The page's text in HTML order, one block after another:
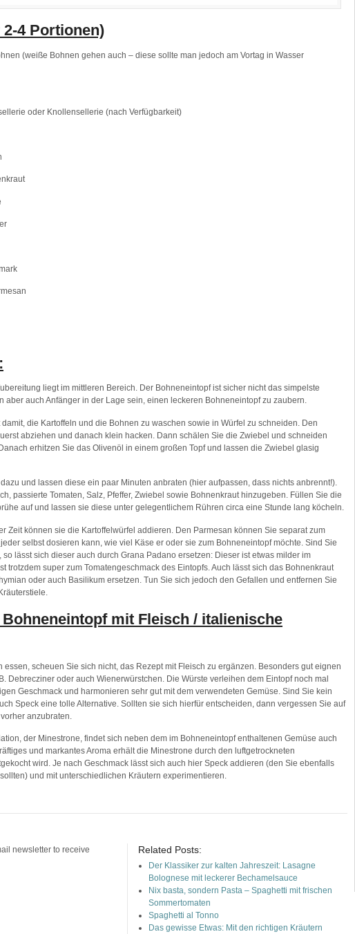
4 Portionen)
(weiße Bohnen gehen auch – diese sollte man jedoch am Vortag in Wasser
oder Knollensellerie (nach Verfügbarkeit)
liegt im mittleren Bereich. Der Bohneneintopf ist sicher nicht das simpelste
aber auch Anfänger in der Lage sein, einen leckeren Bohneneintopf zu zaubern.
die Kartoffeln und die Bohnen zu waschen sowie in Würfel zu schneiden. Den
abziehen und danach klein hacken. Dann schälen Sie die Zwiebel und schneiden
erhitzen Sie das Olivenöl in einem großen Topf und lassen die Zwiebel glasig
und lassen diese ein paar Minuten anbraten (hier aufpassen, dass nichts anbrennt!).
passierte Tomaten, Salz, Pfeffer, Zwiebel sowie Bohnenkraut hinzugeben. Füllen Sie die
auf und lassen sie diese unter gelegentlichem Rühren circa eine Stunde lang köcheln.
Zeit können sie die Kartoffelwürfel addieren. Den Parmesan können Sie separat zum
selbst dosieren kann, wie viel Käse er oder sie zum Bohneneintopf möchte. Sind Sie
lässt sich dieser auch durch Grana Padano ersetzen: Dieser ist etwas milder im
trotzdem super zum Tomatengeschmack des Eintopfs. Auch lässt sich das Bohnenkraut
oder auch Basilikum ersetzen. Tun Sie sich jedoch den Gefallen und entfernen Sie
mit Fleisch / italienische
essen, scheuen Sie sich nicht, das Rezept mit Fleisch zu ergänzen. Besonders gut eignen
Debrecziner oder auch Wienerwürstchen. Die Würste verleihen dem Eintopf noch mal
Geschmack und harmonieren sehr gut mit dem verwendeten Gemüse. Sind Sie kein
Speck eine tolle Alternative. Sollten sie sich hierfür entscheiden, dann vergessen Sie auf
anzubraten.
der Minestrone, findet sich neben dem im Bohneneintopf enthaltenen Gemüse auch
und markantes Aroma erhält die Minestrone durch den luftgetrockneten
wird. Je nach Geschmack lässt sich auch hier Speck addieren (den Sie ebenfalls
und mit unterschiedlichen Kräutern experimentieren.
newsletter to receive
Related Posts:
Der Klassiker zur kalten Jahreszeit: Lasagne
Bolognese mit leckerer Bechamelsauce
Nix basta, sondern Pasta – Spaghetti mit frischen
Sommertomaten
Spaghetti al Tonno
Das gewisse Etwas: Mit den richtigen Kräutern